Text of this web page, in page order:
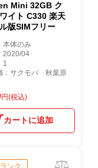
Mini 32GB ク
イト C330 楽天
版SIMフリー
本体のみ
2020/04
1
：サクモバ 秋葉原
円(税込)
カートに追加
ンク